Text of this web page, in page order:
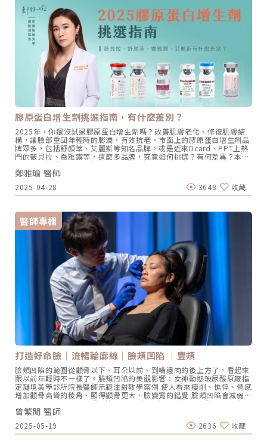
（雙下巴、嘴邊肉、下顎線鬆弛），可以搭配埋線、Q+立線音波療程
等。電波拉皮為何沒效？找對醫師問題其實就解決了一半，好的醫師會
依據你的膚況、老化狀況，理解期待，去協助你評估電波拉皮治療適合
與否，需不需要搭配其他療程、需要發數為何、並且以優良技術投以令
人安心的治療，讓你投資的每一分錢都成為膠原蛋白，看著鏡子感覺一
切都很值得！❤️初樂極緻美學❤️??YouTube 頻道??
https://m.youtube.com/@user-nl6hg2ly8m❤️Dr. Clara 鄭雅瑜院長
粉絲專頁https://pse.is/3mr5av❤️初樂極緻美學官方網頁
https://cjtrueloveblog.com
看：童妍再進化．顛覆美的極限 我就是精品！4D童妍針按這裡查看：
POPDAILY波波黛莉的異想世界專欄報導真．童妍拉提術舒顏萃(4D童
妍針)、洢蓮絲、精靈針，是什麼Sculptra舒顏萃（俗稱4D童姸針）和
AestheFill艾麗斯（俗稱精靈針）和Ellanse洢蓮絲(俗稱少女針)，皆屬
於膠原蛋白新生的注射針劑，能刺激肌膚膠原蛋白新生，因此甚至常有
人誤以為三者是一樣的東西，但其實這三種針劑，不管是材質或是運用
上都有非常大的的差異，讓我們一一來介紹。Sculptra舒顏萃（俗稱
4D童姸針）舒顏萃sculptra可以說是膠原蛋白增生劑的始祖，主要組成
為聚左旋乳酸，在2009年通過美國FDA認證，至今已經在全球累積20
多年的使用經驗，再加上近期升級時，採用美國FDA和國際ISO認證的
全新製程專利技術，安全性更是大大加分。AestheFill艾麗斯（俗稱精
靈針）艾麗斯則是近期才誕生的，主要成分為聚雙旋乳酸（左旋乳酸＋
右旋乳酸），近年來有相當的討論度，也有不少人誤以為他是童姸針的
新品，甚至稱精靈針為第二代童姸針，然而兩者雖然都含有左旋乳酸，
但相似不相同，本質上是不一樣的東西，效果也有所差異。Ellanse洢
蓮絲(俗稱少女針)洢蓮絲也是近期才誕生，是凝膠狀填充物，主成分為
70%的水溶性凝膠載體(CMC)+30%的微型晶球(PCL)， CMC會提供即
時的填充效果，待其被降解吸收後，PCL微型晶球則會持續作用，並持
續刺激纖維細胞誘發自體膠原蛋白增生。（圖／杰膚美診所-李杰年醫
師提供）舒顏萃(4D童妍針)、洢蓮絲、精靈針，該怎麼選擇?以持久度
選擇雖然舒顏萃(4D童妍針)、艾麗斯(精靈針)、洢蓮絲(少女針)Â 三者
都有刺激膠原蛋白增生的效果，但效果出現時間有些微差異，維持時間
則都大略介於1~2年，不過李杰年院長在臨床上，發現舒顏萃在三者中
而且效果還是維持在非常完美的狀態，並不是降為零，也就是說，效果
還可以更久。《點擊看完整文章介紹》文章轉載自「杰膚美診所-李杰
年醫師專欄」在 Instagram 查看這則貼文杰膚美診所（@jfmskin）分
膠原蛋白增生劑挑選指南，有什麼差別？
2025年，你還沒試過膠原蛋白增生劑嗎？改善肌膚老化、修復肌膚結
構，讓臉部重回年輕時的膨潤，有效抗老。市面上的膠原蛋白增生劑品
牌眾多，包括舒顏萃、艾麗斯等知名品牌，或是近來Dcard、PPT上熱
門的薇貝拉、喬雅露等，這麼多品牌，究竟如何挑選？有何差異？本篇
一次為您統整。為什麼選擇膠原蛋白增生劑？隨著老化，人體的膠原蛋
白會逐漸流失，它是建構身體及臟器結構的蛋白質，隨著其流失，肌膚
皺紋大量浮現，也變得更加鬆弛，身體組織也會變得脆弱。膠原蛋白增
生劑便是許多人對抗衰老的極佳解方，透過將膠原蛋白增生劑注入肌
膚，可填補肌膚的空隙，讓肌膚重新恢復彈性，短期即有改善凹陷效
撫平紋路效果，讓臉部變得更緊實、有光澤，整個人變得更年輕有活
力。市面上有哪些較為流行的膠原蛋白增生劑？市面上常見的膠原蛋白
增生劑包括： 舒顏萃（4D Sculptra舒顏萃）、艾麗斯舒顏萃是透過聚
左旋乳酸（Poly-L-lactic acid, PLLA）效果，達到刺激自體膠原蛋白
增生功能，使臉部變得更佳自然膨潤，同時還能活化組織微血管，使肌
膚更粉嫩透亮。艾麗斯（又稱精靈針）則是新型態的聚雙旋乳酸
（PDLLA），同樣在注射後能誘導第一型膠原蛋白增生，達到填充及刺
激肌膚膠原蛋白新生重組的功能。 薇貝拉薇貝拉（Vivabella）又稱魔
法針，是一款近期風靡韓國的膠原蛋白增生劑，成分為85%的PDLLA聚
雙旋乳酸及15%的非交聯玻尿酸，主要為真皮層修復，也能提升肌膚保
水度。薇貝拉又分為大分子的「黑童針」及大分子的「白童針」，黑童
針主要用於填補凹陷，如法令紋、淚溝、蘋果肌等，白童針則主要用於
填補淺層凹陷，如細紋、痘疤等。 喬雅露喬雅露又稱新童妍，成分為
85%的PDLLA聚雙旋乳酸及15%的非交聯玻尿酸，注射入肌膚後能誘發
人體產生自體膠原蛋白，幫助肌膚達到飽滿、澎潤狀態，還可淡化皺
紋、細紋，喬雅露，適合用來改善臉部及身體皺紋、細紋、凹陷、疤痕
及粗糙膚質等。（圖／初樂極緻美學診所-鄭雅瑜醫師提供）喬雅露與
薇貝拉有哪裡不一樣？事實上，薇貝拉及喬雅露的成分、作用、功效都
是相同的，甚至連產地製造商也是同一家，僅是因為代理進台灣的代理
商不同，而取不同的產品名，兩種產品其實是完全相同的。兩者成分皆
為85%的PDLLA聚雙旋乳酸及15%的非交聯玻尿酸，除了能刺激膠原蛋
白增生外，還能達到立即性的填充效果，消費者只要依自己的喜好選擇
即可。（圖／初樂極緻美學診所-鄭雅瑜醫師提供）《點擊看完整文章
介紹》文章轉載自「初樂極緻美學診所-鄭雅瑜醫師專欄」
鄭雅瑜 醫師
2025-04-28 3648 收藏
醫師專欄
打造好命臉｜流暢輪廓線｜臉頰凹陷 ｜豐頰
臉頰凹陷的範圍從顴骨以下、耳朵以前、到嘴邊肉的後上方了，看起來
跟以前年輕時不一樣了。臉頰凹陷的美觀影響：女神動態玻尿酸原廠指
定凝境美學診所院長醫師示範注射教學案例 使人看來瘦削、憔悴、骨感
增加顴骨高聳的稜角、顯得顴骨更大、臉變寬的錯覺 臉頰凹陷會減弱下
半臉輪廓的支撐，而加重嘴邊肉的下垂、加深木偶紋女神動態玻尿酸原
廠指定凝境美學診所院長醫師示範注射教學案例（圖／凝境美學診所-
曾繁聞醫師提供）女神動態玻尿酸原廠指定凝境美學診所院長醫師示範
注射教學案例（圖／凝境美學診所-曾繁聞醫師提供）臉頰凹陷的形成
原因 –並不是「膠原蛋白流失」！一般坊間俗稱臉頰飽滿的年輕外型為
曾繁聞 醫師
2025-05-19 2636 收藏